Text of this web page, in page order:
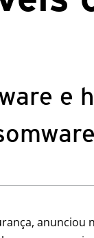
e
anunciou